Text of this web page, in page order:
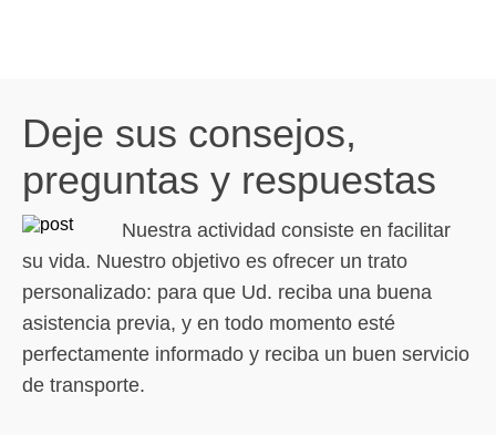
Deje sus consejos,
preguntas y respuestas
Nuestra actividad consiste en facilitar
su vida. Nuestro objetivo es ofrecer un trato
personalizado: para que Ud. reciba una buena
asistencia previa, y en todo momento esté
perfectamente informado y reciba un buen servicio
de transporte.